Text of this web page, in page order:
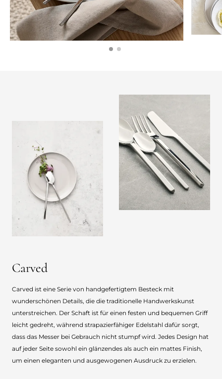
Carved
Carved ist eine Serie von handgefertigtem Besteck mit
wunderschönen Details, die die traditionelle Handwerkskunst
unterstreichen. Der Schaft ist für einen festen und bequemen Griff
leicht gedreht, während strapazierfähiger Edelstahl dafür sorgt,
dass das Messer bei Gebrauch nicht stumpf wird. Jedes Design hat
auf jeder Seite sowohl ein glänzendes als auch ein mattes Finish,
um einen eleganten und ausgewogenen Ausdruck zu erzielen.